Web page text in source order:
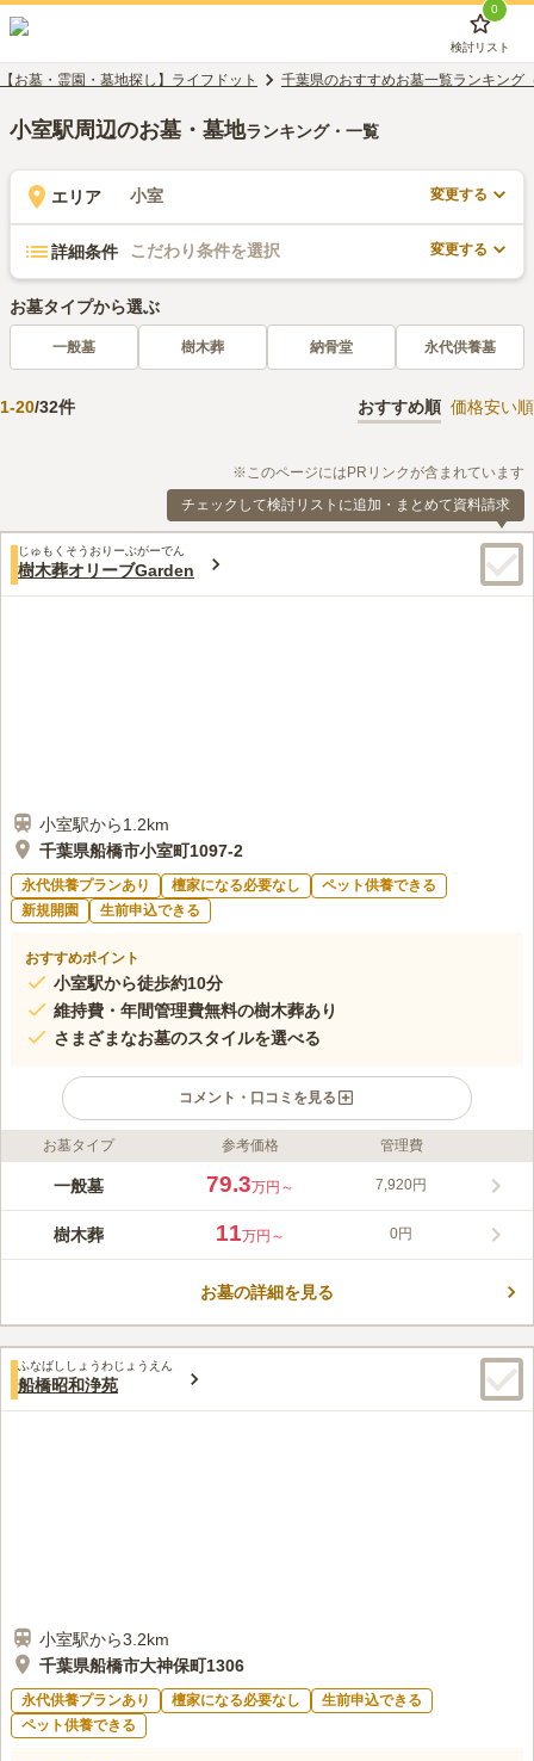
0
検討リスト
【お墓・霊園・墓地探し】ライフドット 千葉県のおすすめお墓一覧ランキング
小室駅周辺のお墓・墓地ランキング・一覧
エリア 小室 変更する
詳細条件 こだわり条件を選択 変更する
お墓タイプから選ぶ
一般墓 樹木葬 納骨堂 永代供養墓
1-20/32件 おすすめ順 価格安い順
※このページにはPRリンクが含まれています
チェックして検討リストに追加・まとめて資料請求
じゅもくそうおりーぶがーでん
樹木葬オリーブGarden
小室駅から1.2km
千葉県船橋市小室町1097-2
永代供養プランあり 檀家になる必要なし
ペット供養できる
新規開園
生前申込できる
おすすめポイント
小室駅から徒歩約10分
維持費・年間管理費無料の樹木葬あり
さまざまなお墓のスタイルを選べる
コメント・口コミを見る
ライフドット編集部のコメント
樹木葬公園墓地オリーブGardenは、全区画に永代供養が付いて
見てくれるため、どなたでも安心して利用できる霊園です。後継
者がいなくなった場合、霊園により無料で永代樹木葬に改葬さ
族の一員であるペットと一緒にお墓に入ることができます。小室
みんなの評価
3.6 口コミ2件
50代女性
ガーデン内の管理棟には無料の飲み物などのサービスがありま
す。ゆっくり出来るスペースです。ただ周囲は何もない場所です。
口コミの続きを読む
お墓タイプ 参考価格 管理費
一般墓 79.3万円～ 7,920円
樹木葬 11万円～ 0円
お墓の詳細を見る
ふなばししょうわじょうえん
船橋昭和浄苑
小室駅から3.2km
千葉県船橋市大神保町1306
永代供養プランあり 檀家になる必要なし
生前申込できる
ペット供養できる